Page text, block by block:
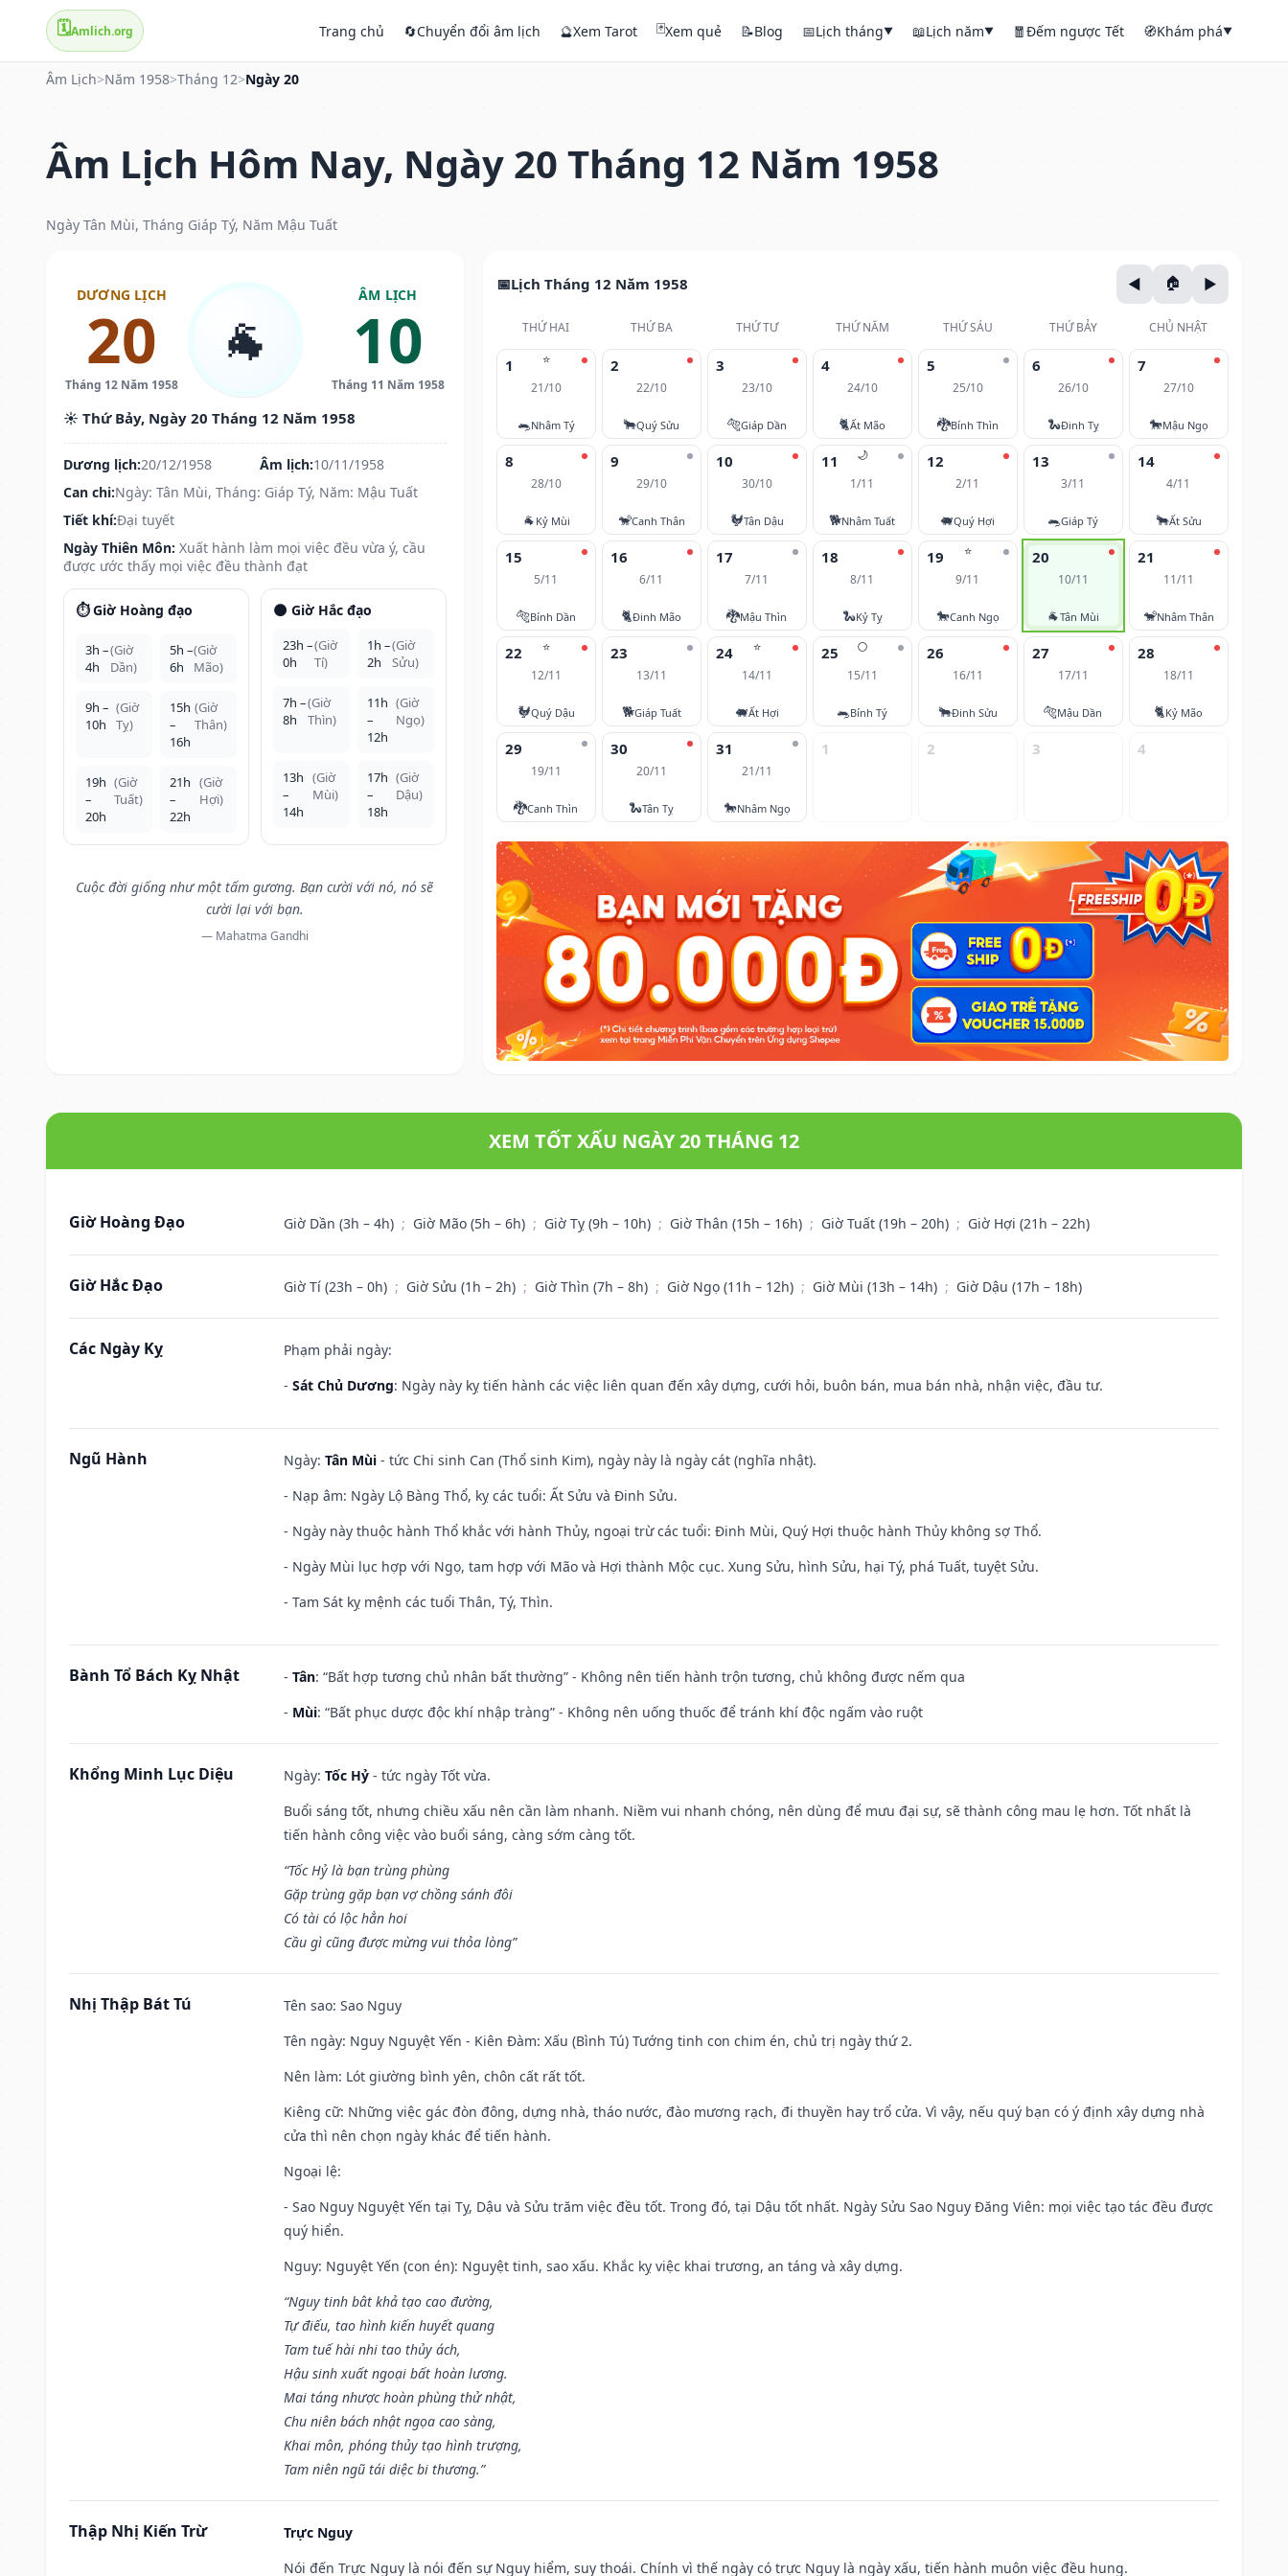
🗓️Amlich.org Trang chủ 🔄Chuyển đổi âm lịch 🔮Xem Tarot 🃏Xem quẻ 📝Blog 📅Lịch tháng▼ 📖Lịch năm▼ 🧧Đếm ngược Tết 🧭Khám phá▼
Âm Lịch>Năm 1958>Tháng 12>Ngày 20
Âm Lịch Hôm Nay, Ngày 20 Tháng 12 Năm 1958
Ngày Tân Mùi, Tháng Giáp Tý, Năm Mậu Tuất
DƯƠNG LỊCH
20
Tháng 12 Năm 1958
🐐
ÂM LỊCH
10
Tháng 11 Năm 1958
☀️ Thứ Bảy, Ngày 20 Tháng 12 Năm 1958
Dương lịch:20/12/1958 Âm lịch:10/11/1958
Can chi:Ngày: Tân Mùi, Tháng: Giáp Tý, Năm: Mậu Tuất
Tiết khí:Đại tuyết
Ngày Thiên Môn: Xuất hành làm mọi việc đều vừa ý, cầu
được ước thấy mọi việc đều thành đạt
⏱️ Giờ Hoàng đạo
3h –
4h
(Giờ
Dần)
5h –
6h
(Giờ
Mão)
9h –
10h
(Giờ
Tỵ)
15h
–
16h
(Giờ
Thân)
19h
–
20h
(Giờ
Tuất)
21h
–
22h
(Giờ
Hợi)
🌑 Giờ Hắc đạo
23h –
0h
(Giờ
Tí)
1h –
2h
(Giờ
Sửu)
7h –
8h
(Giờ
Thìn)
11h
–
12h
(Giờ
Ngọ)
13h
–
14h
(Giờ
Mùi)
17h
–
18h
(Giờ
Dậu)
Cuộc đời giống như một tấm gương. Bạn cười với nó, nó sẽ
cười lại với bạn.
— Mahatma Gandhi
Lịch Tháng 12 Năm 1958
THỨ HAI THỨ BA THỨ TƯ THỨ NĂM THỨ SÁU THỨ BẢY
CHỦ NHẬT
⭐
1
21/10
🐀Nhâm Tý
2
22/10
🐂Quý Sửu
3
23/10
🐅Giáp Dần
4
24/10
🐈Ất Mão
5
25/10
🐉Bính Thìn
6
26/10
🐍Đinh Tỵ
7
27/10
🐎Mậu Ngọ
8
28/10
🐐 Kỷ Mùi
9
29/10
🐒Canh Thân
10
30/10
🐓Tân Dậu
🌙
11
1/11
🐕Nhâm Tuất
12
2/11
🐖Quý Hợi
13
3/11
🐀Giáp Tý
14
4/11
🐂Ất Sửu
15
5/11
🐅Bính Dần
16
6/11
🐈Đinh Mão
17
7/11
🐉Mậu Thìn
18
8/11
🐍Kỷ Tỵ
⭐
19
9/11
🐎Canh Ngọ
20
10/11
🐐Tân Mùi
21
11/11
🐒Nhâm Thân
⭐
22
12/11
🐓Quý Dậu
23
13/11
🐕Giáp Tuất
⭐
24
14/11
🐖Ất Hợi
🌕
25
15/11
🐀Bính Tý
26
16/11
🐂Đinh Sửu
27
17/11
🐅Mậu Dần
28
18/11
🐈Kỷ Mão
29
19/11
🐉Canh Thìn
30
20/11
🐍Tân Tỵ
31
21/11
🐎Nhâm Ngọ
1 2 3 4
XEM TỐT XẤU NGÀY 20 THÁNG 12
Giờ Hoàng Đạo Giờ Dần (3h – 4h) ; Giờ Mão (5h – 6h) ; Giờ Tỵ (9h – 10h) ; Giờ Thân (15h – 16h) ; Giờ Tuất (19h – 20h) ; Giờ Hợi (21h – 22h)
Giờ Hắc Đạo Giờ Tí (23h – 0h) ; Giờ Sửu (1h – 2h) ; Giờ Thìn (7h – 8h) ; Giờ Ngọ (11h – 12h) ; Giờ Mùi (13h – 14h) ; Giờ Dậu (17h – 18h)
Các Ngày Kỵ
Phạm phải ngày:
- Sát Chủ Dương: Ngày này kỵ tiến hành các việc liên quan đến xây dựng, cưới hỏi, buôn bán, mua bán nhà, nhận việc, đầu tư.
Ngũ Hành Ngày: Tân Mùi - tức Chi sinh Can (Thổ sinh Kim), ngày này là ngày cát (nghĩa nhật).
- Nạp âm: Ngày Lộ Bàng Thổ, kỵ các tuổi: Ất Sửu và Đinh Sửu.
- Ngày này thuộc hành Thổ khắc với hành Thủy, ngoại trừ các tuổi: Đinh Mùi, Quý Hợi thuộc hành Thủy không sợ Thổ.
- Ngày Mùi lục hợp với Ngọ, tam hợp với Mão và Hợi thành Mộc cục. Xung Sửu, hình Sửu, hại Tý, phá Tuất, tuyệt Sửu.
- Tam Sát kỵ mệnh các tuổi Thân, Tý, Thìn.
Bành Tổ Bách Kỵ Nhật - Tân: “Bất hợp tương chủ nhân bất thường” - Không nên tiến hành trộn tương, chủ không được nếm qua
- Mùi: “Bất phục dược độc khí nhập tràng” - Không nên uống thuốc để tránh khí độc ngấm vào ruột
Khổng Minh Lục Diệu Ngày: Tốc Hỷ - tức ngày Tốt vừa.
Buổi sáng tốt, nhưng chiều xấu nên cần làm nhanh. Niềm vui nhanh chóng, nên dùng để mưu đại sự, sẽ thành công mau lẹ hơn. Tốt nhất là
tiến hành công việc vào buổi sáng, càng sớm càng tốt.
“Tốc Hỷ là bạn trùng phùng
Gặp trùng gặp bạn vợ chồng sánh đôi
Có tài có lộc hẳn hoi
Cầu gì cũng được mừng vui thỏa lòng”
Nhị Thập Bát Tú Tên sao: Sao Nguy
Tên ngày: Nguy Nguyệt Yến - Kiên Đàm: Xấu (Bình Tú) Tướng tinh con chim én, chủ trị ngày thứ 2.
Nên làm: Lót giường bình yên, chôn cất rất tốt.
Kiêng cữ: Những việc gác đòn đông, dựng nhà, tháo nước, đào mương rạch, đi thuyền hay trổ cửa. Vì vậy, nếu quý bạn có ý định xây dựng nhà
cửa thì nên chọn ngày khác để tiến hành.
Ngoại lệ:
- Sao Nguy Nguyệt Yến tại Tỵ, Dậu và Sửu trăm việc đều tốt. Trong đó, tại Dậu tốt nhất. Ngày Sửu Sao Nguy Đăng Viên: mọi việc tạo tác đều được
quý hiển.
Nguy: Nguyệt Yến (con én): Nguyệt tinh, sao xấu. Khắc kỵ việc khai trương, an táng và xây dựng.
“Nguy tinh bât khả tạo cao đường,
Tự điếu, tao hình kiến huyết quang
Tam tuế hài nhi tao thủy ách,
Hậu sinh xuất ngoại bất hoàn lương.
Mai táng nhược hoàn phùng thử nhật,
Chu niên bách nhật ngọa cao sàng,
Khai môn, phóng thủy tạo hình trượng,
Tam niên ngũ tái diệc bi thương.”
Thập Nhị Kiến Trừ
Trực Nguy
Nói đến Trực Nguy là nói đến sự Nguy hiểm, suy thoái. Chính vì thế ngày có trực Nguy là ngày xấu, tiến hành muôn việc đều hung.